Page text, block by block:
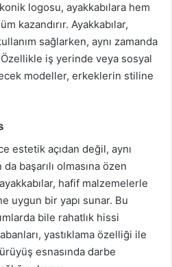
logosu, ayakkabılara hem
kazandırır. Ayakkabılar,
sağlarken, aynı zamanda
Özellikle iş yerinde veya sosyal
modeller, erkeklerin stiline
estetik açıdan değil, aynı
başarılı olmasına özen
hafif malzemelerle
uygun bir yapı sunar. Bu
bile rahatlık hissi
yastıklama özelliği ile
esnasında darbe